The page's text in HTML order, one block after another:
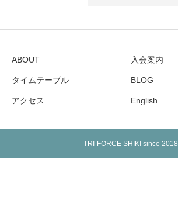
ABOUT 入会案内
タイムテーブル BLOG
アクセス English
TRI-FORCE SHIKI since 2018